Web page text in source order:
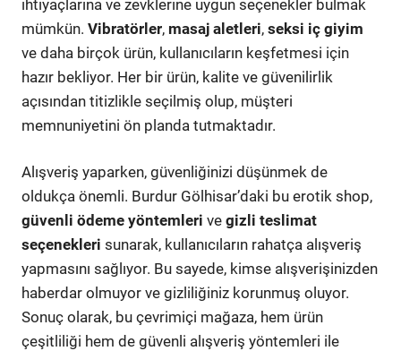
ihtiyaçlarına ve zevklerine uygun seçenekler bulmak
mümkün. Vibratörler, masaj aletleri, seksi iç giyim
ve daha birçok ürün, kullanıcıların keşfetmesi için
hazır bekliyor. Her bir ürün, kalite ve güvenilirlik
açısından titizlikle seçilmiş olup, müşteri
memnuniyetini ön planda tutmaktadır.
Alışveriş yaparken, güvenliğinizi düşünmek de
oldukça önemli. Burdur Gölhisar’daki bu erotik shop,
güvenli ödeme yöntemleri ve gizli teslimat
seçenekleri sunarak, kullanıcıların rahatça alışveriş
yapmasını sağlıyor. Bu sayede, kimse alışverişinizden
haberdar olmuyor ve gizliliğiniz korunmuş oluyor.
Sonuç olarak, bu çevrimiçi mağaza, hem ürün
çeşitliliği hem de güvenli alışveriş yöntemleri ile